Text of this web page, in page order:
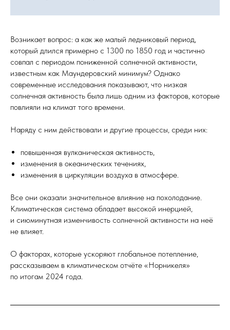
Возникает вопрос: а как же малый ледниковый период,
который длился примерно с 1300 по 1850 год и частично
совпал с периодом пониженной солнечной активности,
известным как Маундеровский минимум? Однако
современные исследования показывают, что низкая
солнечная активность была лишь одним из факторов, которые
повлияли на климат того времени.
Наряду с ним действовали и другие процессы, среди них:
повышенная вулканическая активность,
изменения в океанических течениях,
изменения в циркуляции воздуха в атмосфере.
Все они оказали значительное влияние на похолодание.
Климатическая система обладает высокой инерцией,
и сиюминутная изменчивость солнечной активности на неё
не влияет.
О факторах, которые ускоряют глобальное потепление,
рассказываем в климатическом отчёте «Норникеля»
по итогам 2024 года.